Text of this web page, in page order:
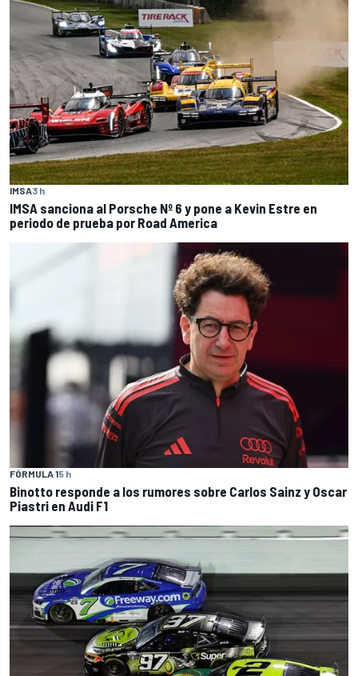
IMSA3 h
IMSA sanciona al Porsche Nº 6 y pone a Kevin Estre en
periodo de prueba por Road America
FÓRMULA 15 h
Binotto responde a los rumores sobre Carlos Sainz y Oscar
Piastri en Audi F1